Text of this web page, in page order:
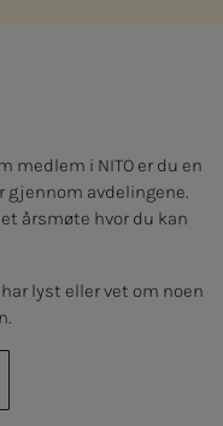
medlem i NITO er du en
gjennom avdelingene.
årsmøte hvor du kan
lyst eller vet om noen